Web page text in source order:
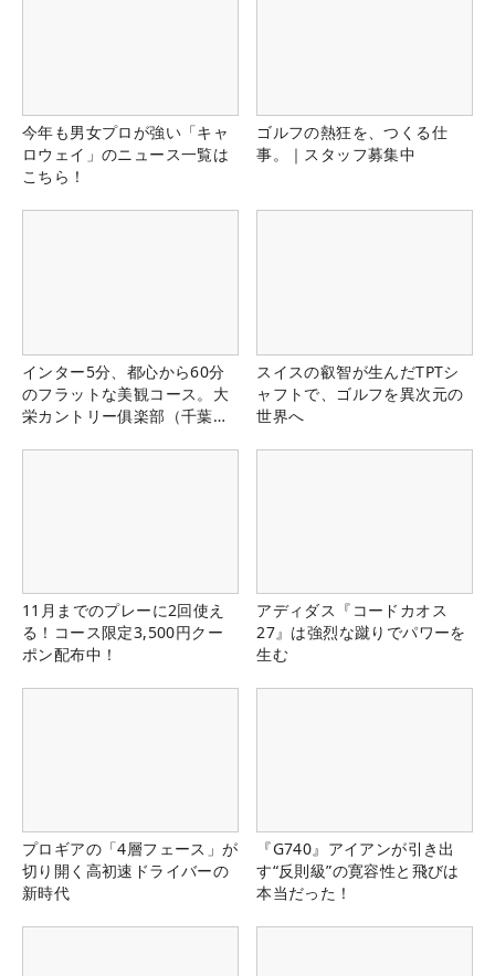
今年も男女プロが強い「キャ
ロウェイ」のニュース一覧は
こちら！
ゴルフの熱狂を、つくる仕
事。｜スタッフ募集中
インター5分、都心から60分
のフラットな美観コース。大
栄カントリー俱楽部（千葉
スイスの叡智が生んだTPTシ
ャフトで、ゴルフを異次元の
世界へ
11月までのプレーに2回使え
る！コース限定3,500円クー
ポン配布中！
アディダス『コードカオス
27』は強烈な蹴りでパワーを
生む
プロギアの「4層フェース」が
切り開く高初速ドライバーの
新時代
『G740』アイアンが引き出
す“反則級”の寛容性と飛びは
本当だった！